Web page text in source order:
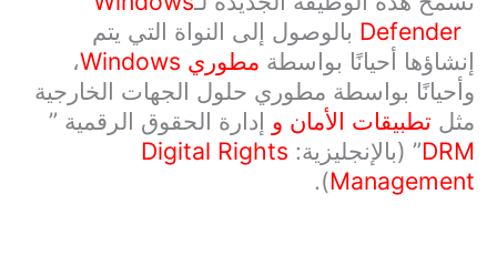
Defender بالوصول إلى النواة التي يتم
إنشاؤها أحيانًا بواسطةمطوريWindows،
وأحيانًا بواسطة مطوري حلول الجهات الخارجية
مثلتطبيقات الأمان وإدارة الحقوق الرقمية ”
DRM” (بالإنجليزية:Digital Rights
Management
)‏.